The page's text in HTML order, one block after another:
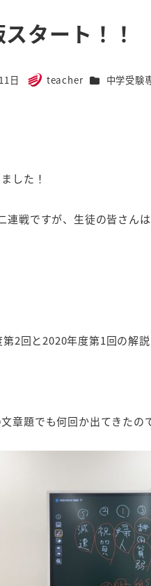
タート！！
日
著
teacher カテゴリー
中学受験
した！
戦ですが、生徒の皆さん
2回と2020年度第1回の解説
章題でも何回か出てきたの